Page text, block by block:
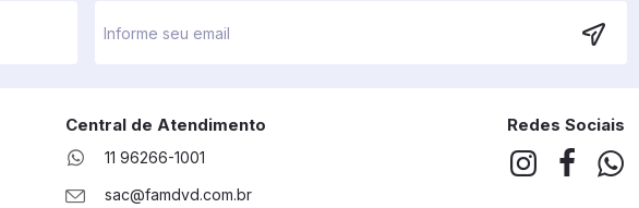
Central de Atendimento
11 96266-1001
sac@famdvd.com.br
Redes Sociais